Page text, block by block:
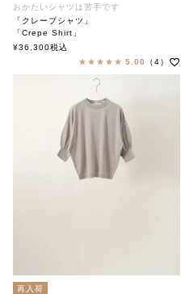
おかたいシャツは苦手です
「クレープシャツ」
「Crepe Shirt」
soutiencollar（ステンカラー）
¥36,300税込
5.00
（4）
再入荷